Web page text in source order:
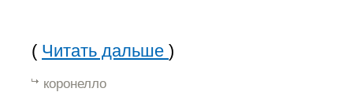
( Читать дальше )
коронелло